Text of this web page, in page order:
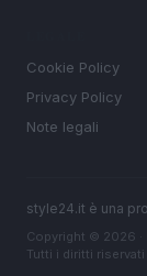
Cookie Policy
Privacy Policy
Note legali
style24.it è una
Copyright © 2026 ·
Tutti i diritti riservati